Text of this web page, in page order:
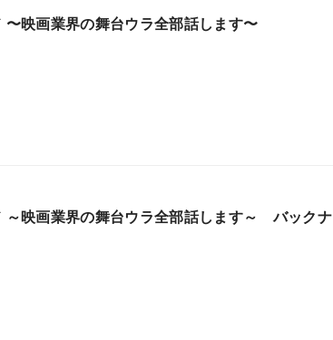
映画業界の舞台ウラ全部話します〜
～映画業界の舞台ウラ全部話します～ バックナ